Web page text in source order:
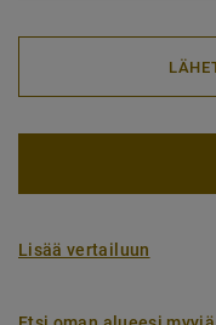
Lisää vertailuun